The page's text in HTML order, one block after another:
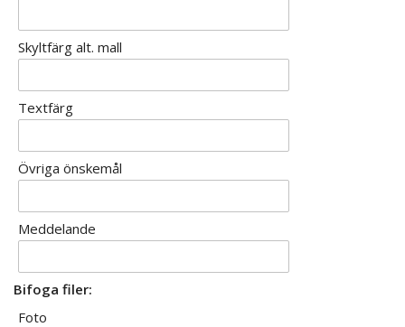
Skyltfärg alt. mall
Textfärg
Övriga önskemål
Meddelande
Bifoga filer:
Foto